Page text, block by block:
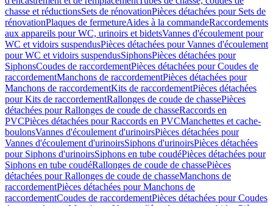
chasse et réductionsSets de rénovationPièces détachées pour Sets de
rénovationPlaques de fermetureAides à la commandeRaccordements
aux appareils pour WC, urinoirs et bidetsVannes d'écoulement pour
WC et vidoirs suspendusPièces détachées pour Vannes d'écoulement
pour WC et vidoirs suspendusSiphonsPièces détachées pour
SiphonsCoudes de raccordementPièces détachées pour Coudes de
raccordementManchons de raccordementPièces détachées pour
Manchons de raccordementKits de raccordementPièces détachées
pour Kits de raccordementRallonges de coude de chassePièces
détachées pour Rallonges de coude de chasseRaccords en
PVCPièces détachées pour Raccords en PVCManchettes et cache-
boulonsVannes d'écoulement d'urinoirsPièces détachées pour
Vannes d'écoulement d'urinoirsSiphons d'urinoirsPièces détachées
pour Siphons d'urinoirsSiphons en tube coudéPièces détachées pour
Siphons en tube coudéRallonges de coude de chassePièces
détachées pour Rallonges de coude de chasseManchons de
raccordementPièces détachées pour Manchons de
raccordementCoudes de raccordementPièces détachées pour Coudes